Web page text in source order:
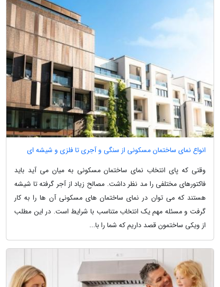
انواع نمای ساختمان مسکونی از سنگی و آجری تا فلزی و شیشه ای
وقتی که پای انتخاب نمای ساختمان مسکونی به میان می آید باید
فاکتورهای مختلفی را مد نظر داشت. مصالح زیاد از آجر گرفته تا شیشه
هستند که می توان در نمای ساختمان های مسکونی آن ها را به کار
گرفت و مسئله مهم یک انتخاب متناسب با شرایط است. در این مطلب
از ویکی ساختمون قصد داریم که شما را با...